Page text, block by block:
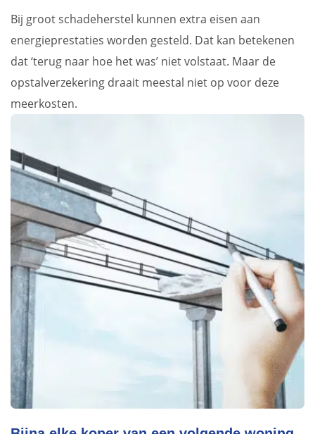
Bij groot schadeherstel kunnen extra eisen aan
energieprestaties worden gesteld. Dat kan betekenen
dat ‘terug naar hoe het was’ niet volstaat. Maar de
opstalverzekering draait meestal niet op voor deze
meerkosten.